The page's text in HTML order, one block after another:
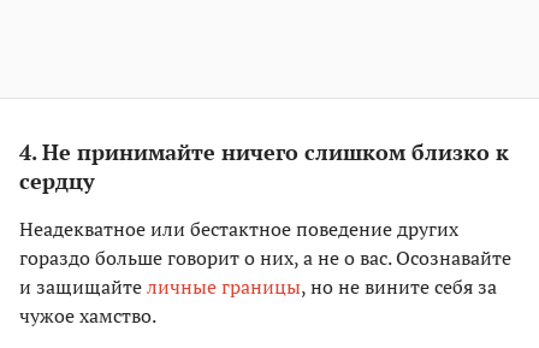
4. Не принимайте ничего слишком близко к
сердцу
Неадекватное или бестактное поведение других
гораздо больше говорит о них, а не о вас. Осознавайте
и защищайтеличные границы, но не вините себя за
чужое хамство.